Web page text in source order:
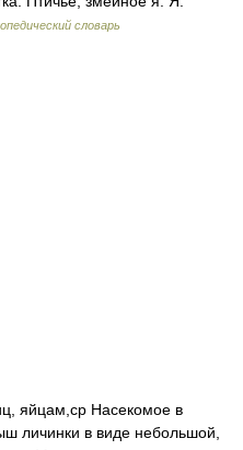
словарь
яйцам,ср Насекомое в
личинки в виде небольшой,